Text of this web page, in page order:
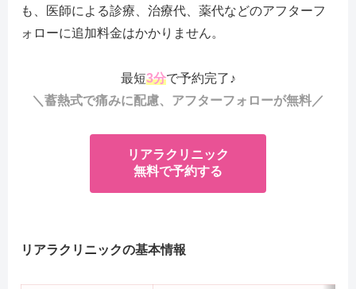
も、医師による診療、治療代、薬代などのアフターフ
ォローに追加料金はかかりません。
最短3分で予約完了♪
＼蓄熱式で痛みに配慮、アフターフォローが無料／
リアラクリニック
無料で予約する
リアラクリニックの基本情報